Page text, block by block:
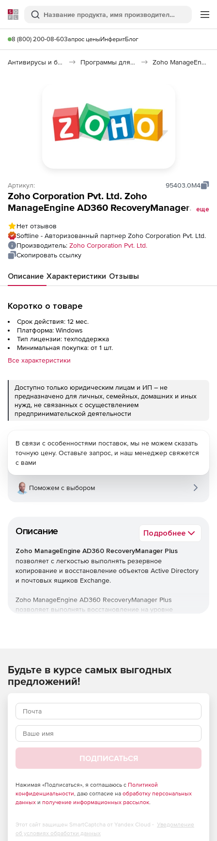
Softline
Поиск
8 (800) 200-08-60Запрос ценыИнферитБлог
Антивирусы и безопасность Программы для защиты информации Zoho ManageEngine AD360 RecoveryManager Plus
Артикул: 95403.0M4
Zoho Corporation Pvt. Ltd. Zoho
ManageEngine AD360 RecoveryManager
Perpetual Model Annual), fee for 50
SharePoint Online Sites
еще
Нет отзывов
Softline - Авторизованный партнер Zoho Corporation Pvt. Ltd.
Производитель: Zoho Corporation Pvt. Ltd.
Скопировать ссылку
Описание Характеристики Отзывы
Коротко о товаре
Срок действия: 12 мес.
Платформа: Windows
Тип лицензии: техподдержка
Минимальная покупка: от 1 шт.
Все характеристики
Доступно только юридическим лицам и ИП – не
предназначено для личных, семейных, домашних и иных
нужд, не связанных с осуществлением
предпринимательской деятельности
Описание Подробнее
Zoho ManageEngine AD360 RecoveryManager Plus
позволяет с легкостью выполнять резервное
копирование и восстановление объектов Active Directory
и почтовых ящиков Exchange.
Zoho ManageEngine AD360 RecoveryManager Plus
позволяет выполнять восстановление на уровне
ящиков, включая письма, события календаря и контакты.
В связи с особенностями поставок, мы не можем сказать
точную цену. Оставьте запрос, и наш менеджер свяжется
с вами
Поможем с выбором
Будьте в курсе самых выгодных
предложений!
ПОДПИСАТЬСЯ
Нажимая «Подписаться», я соглашаюсь с Политикой
конфиденциальности, даю согласие на обработку персональных
данных и получение информационных рассылок.
Этот сайт защищен SmartCaptcha от Yandex Cloud - Уведомление
об условиях обработки данных